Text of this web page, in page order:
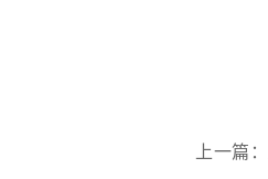
上一篇：